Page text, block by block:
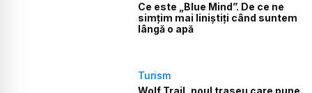
Ce este „Blue Mind”. De ce ne
simțim mai liniștiți când suntem
lângă o apă
Turism
Wolf Trail, noul traseu care pune